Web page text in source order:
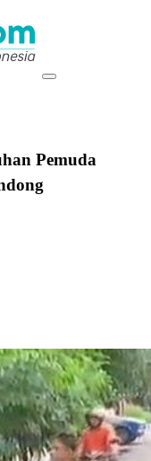
Pemuda